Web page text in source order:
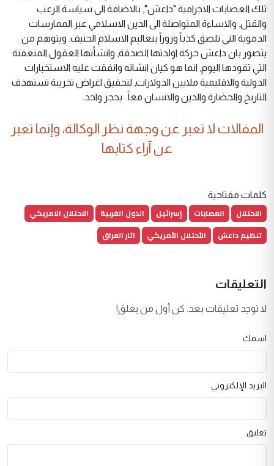
تلك العصابات الاجرامية "داعش", بالاضافة الى سياسة الرعب
والقتل, والاساءة المتواصلة الى الدين الاسلامي عبر الممارسات
الدموية التي تلصق كذباً وزوراً بتعاليم الاسلام الحنيف. ويتوهم من
يتصور بان داعش حركة اولدتها الصدفة, وانشأتها العقول المتعفنة
التي تقودها اليوم, انما هو كيان انشاته وانفقت عليه الاستخبارات
الدولية والاقليمية ملايين الدولارات, لتحقيق اغراض تخريبة تستهدف
التاريخ والحضارة والدين والانسان معاً.. بحجر واحد.
المقالات لا تعبر عن وجهة نظر الوكالة، وإنما تعبر
عن آراء كتابها
كلمات مفتاحية
الاحتلال العصابات إسرائيل الدول الغربية
الاحتلال الامريكي
تنظيم داعش
الأحتلال الأمريكي اثار العراق
التعليقات
لا توجد تعليقات بعد. كن أول من يعلق!
اسمك
البريد الإلكتروني
تعليق